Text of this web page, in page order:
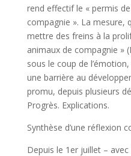
rend effectif le « permis
compagnie ». La mesure,
mettre des freins à la
animaux de compagnie »
sous le coup de
une barrière au
promu, depuis plusieurs
Progrès. Explications.
Synthèse d’une réflexion
Depuis le 1er juillet –